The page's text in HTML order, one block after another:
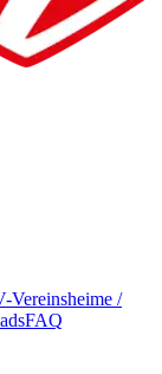
Vereinsheime /
FAQ